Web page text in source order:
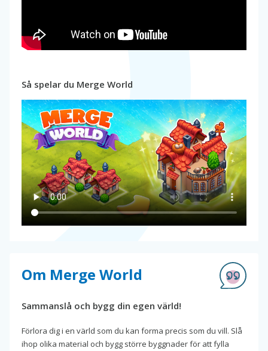
Så spelar du Merge World
Om Merge World
Sammanslå och bygg din egen värld!
Förlora dig i en värld som du kan forma precis som du vill. Slå
ihop olika material och bygg större byggnader för att fylla